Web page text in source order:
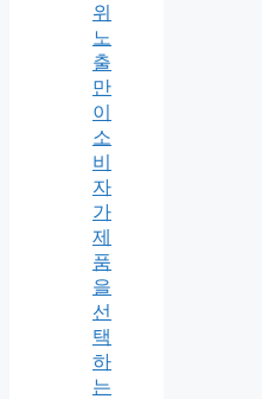
위
노
출
만
이
소
비
자
가
제
품
을
선
택
하
는